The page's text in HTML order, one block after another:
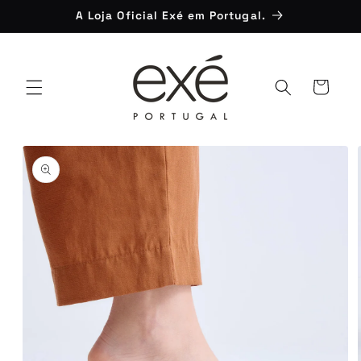
conteúdo
A Loja Oficial Exé em Portugal.
Carrinho
informação
do produto